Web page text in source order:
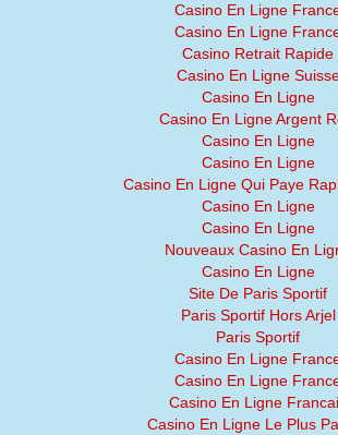
Casino En Ligne
Casino En Ligne
Casino Retrait Rapide
Casino En Ligne
Casino En Ligne
Casino En Ligne Argent
Casino En Ligne
Casino En Ligne
Casino En Ligne Qui Paye
Casino En Ligne
Casino En Ligne
Nouveaux Casino En
Casino En Ligne
Site De Paris Sportif
Paris Sportif Hors Arjel
Paris Sportif
Casino En Ligne
Casino En Ligne
Casino En Ligne
Casino En Ligne Le Plus